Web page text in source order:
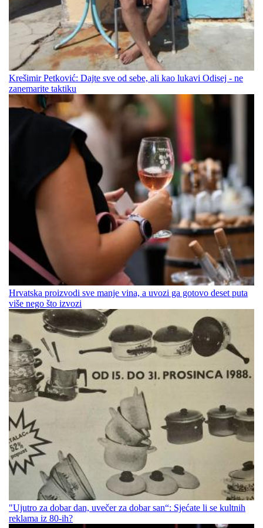
Krešimir Petković: Dajte sve od sebe, ali kao lukavi Odisej - ne
zanemarite taktiku
Hrvatska proizvodi sve manje vina, a uvozi ga gotovo deset puta
više nego što izvozi
"Ujutro za dobar dan, uvečer za dobar san“: Sjećate li se kultnih
reklama iz 80-ih?